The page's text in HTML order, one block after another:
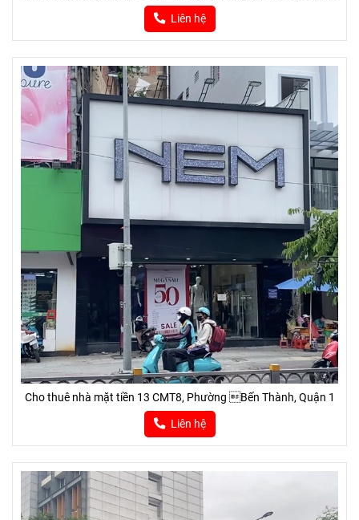
Liên hệ
Cho thuê nhà mặt tiền 13 CMT8, Phường Bến Thành, Quận 1
Liên hệ